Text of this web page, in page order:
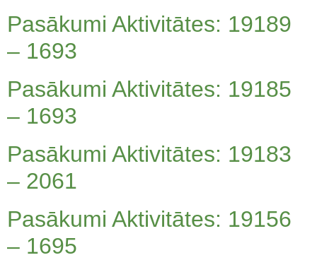
Pasākumi Aktivitātes: 19189
– 1693
Pasākumi Aktivitātes: 19185
– 1693
Pasākumi Aktivitātes: 19183
– 2061
Pasākumi Aktivitātes: 19156
– 1695